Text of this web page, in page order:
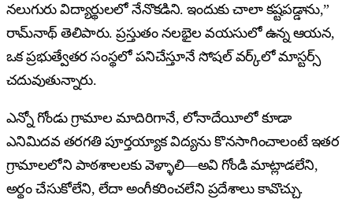
నలుగురు విద్యార్థులలో నేనొకడిని. ఇందుకు చాలా కష్టపడ్డాను,”
రామ్‌నాథ్ తెలిపారు. ప్రస్తుతం నలభైల వయసులో ఉన్న ఆయన,
ఒక ప్రభుత్వేతర సంస్థలో పనిచేస్తూనే సోషల్ వర్క్‌లో మాస్టర్స్
చదువుతున్నారు.
ఎన్నో గోండు గ్రామాల మాదిరిగానే, లోనాదేయీలో కూడా
ఎనిమిదవ తరగతి పూర్తయ్యాక విద్యను కొనసాగించాలంటే ఇతర
గ్రామాలలోని పాఠశాలలకు వెళ్ళాలి—అవి గోండి మాట్లాడలేని,
అర్థం చేసుకోలేని, లేదా అంగీకరించలేని ప్రదేశాలు కావొచ్చు.